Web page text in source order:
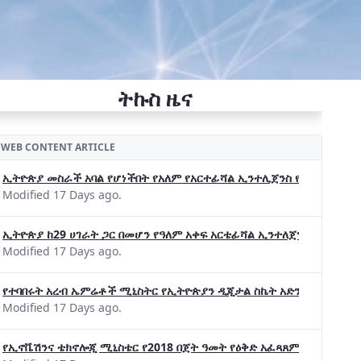
ትኩስ ዜና
WEB CONTENT ARTICLE
ኢትዮጵያ መስራች አባል የሆነችበት የአለም የአርተፊሻል ኢንተሊጀንስ የትብብር
Modified 17 Days ago.
ኢትዮጵያ ከ29 ሀገራት ጋር በመሆን የዓለም አቀፍ አርቴፊሻል ኢንተለጀንስ ትብብር
Modified 17 Days ago.
የተባበሩት አረብ ኤምሬቶች ሚኒስትር የኢትዮጵያን ዲጂታል ስኬት አድንቀዋል
Modified 17 Days ago.
የኢኖቬሽንና ቴክኖሎጂ ሚኒስቴር የ2018 በጀት ዓመት የዕቅድ አፈጻጸምና የቀጣይ